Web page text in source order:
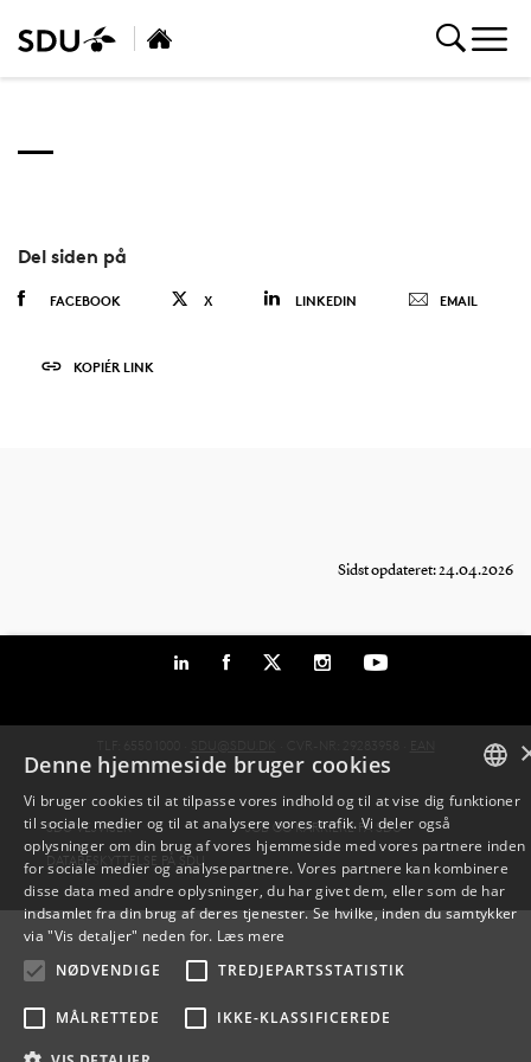
Del siden på
FACEBOOK X LINKEDIN EMAIL
KOPIÉR LINK
Sidst opdateret: 24.04.2026
SDU VEJVISER
JOB OG KARRIERE PÅ SDU
DATABESKYTTELSE PÅ SDU
ENGLISH
Denne hjemmeside bruger cookies
Vi bruger cookies til at tilpasse vores indhold og til at vise dig funktioner
til sociale medier og til at analysere vores trafik. Vi deler også
oplysninger om din brug af vores hjemmeside med vores partnere inden
for sociale medier og analysepartnere. Vores partnere kan kombinere
disse data med andre oplysninger, du har givet dem, eller som de har
indsamlet fra din brug af deres tjenester. Se hvilke, inden du samtykker
via "Vis detaljer" neden for. Læs mere
NØDVENDIGE
TREDJEPARTSSTATISTIK
MÅLRETTEDE IKKE-KLASSIFICEREDE